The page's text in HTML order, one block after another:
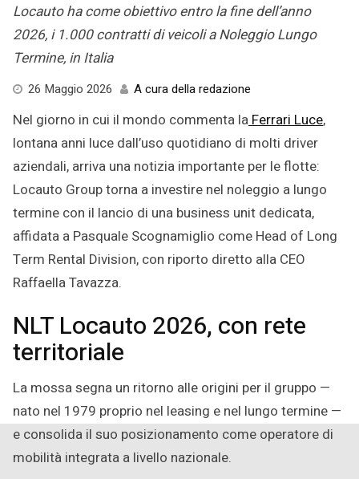
Locauto ha come obiettivo entro la fine dell’anno
2026, i 1.000 contratti di veicoli a Noleggio Lungo
Termine, in Italia
26 Maggio 2026
2026
A cura della redazione
Nel giorno in cui il mondo commenta la Ferrari Luce,
lontana anni luce dall’uso quotidiano di molti driver
aziendali, arriva una notizia importante per le flotte:
Locauto Group torna a investire nel noleggio a lungo
termine con il lancio di una business unit dedicata,
affidata a Pasquale Scognamiglio come Head of Long
Term Rental Division, con riporto diretto alla CEO
Raffaella Tavazza.
NLT Locauto 2026, con rete
territoriale
La mossa segna un ritorno alle origini per il gruppo —
nato nel 1979 proprio nel leasing e nel lungo termine —
e consolida il suo posizionamento come operatore di
mobilità integrata a livello nazionale.